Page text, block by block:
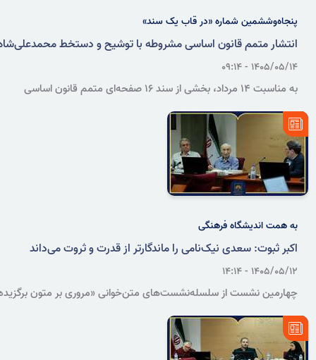
پنجاه‌وششمین شماره «در قاب یک سند»
انتشار متمم قانون اساسی مشروطه با توشیح و دستخط
۱۴۰۵/۰۵/۱۴ - ۰۹:۱۴
به مناسبت ۱۴ مرداد، بخشی از سند ۱۶ صفحه‌ای متمم قانون اساسی
محمدعلی‌شاه رسید، از گنجینه آرشیو ملی ایران معرفی می‌شود.
به همت اندیشگاه فرهنگی
اکبر ثبوت: سعدی نیک‌نامی را ماندگارتر از قدرت و ثروت می‌داند
۱۴۰۵/۰۵/۱۲ - ۱۴:۱۴
چهارمین نشست از سلسله‌نشست‌های متن‌خوانی «مروری بر متون
اندیشگاه فرهنگی سازمان اسناد و کتابخانه ملی ایران برگزار شد.